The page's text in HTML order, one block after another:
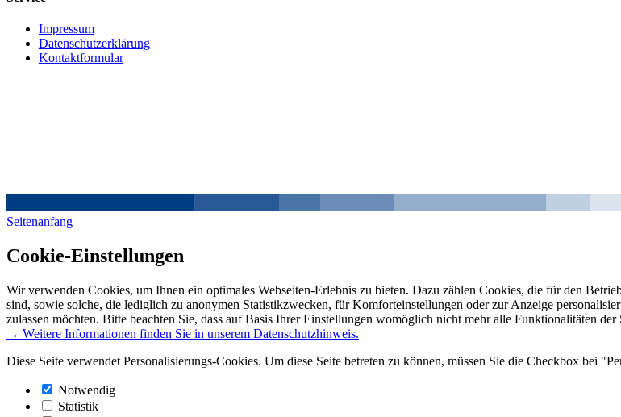
Impressum
Datenschutzerklärung
Kontaktformular
Seitenanfang
Cookie-Einstellungen
Wir verwenden Cookies, um Ihnen ein optimales Webseiten-Erlebnis zu bieten. Dazu zählen Cookies, die für den
sind, sowie solche, die lediglich zu anonymen Statistikzwecken, für Komforteinstellungen oder zur Anzeige
zulassen möchten. Bitte beachten Sie, dass auf Basis Ihrer Einstellungen womöglich nicht mehr alle Funktionalitäten der
→ Weitere Informationen finden Sie in unserem Datenschutzhinweis.
Diese Seite verwendet Personalisierungs-Cookies. Um diese Seite betreten zu können, müssen Sie die Checkbox bei
Notwendig
Statistik